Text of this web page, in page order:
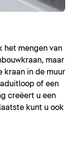
het mengen van
maar
kraan in de muur
of een
creëert u een
kunt u ook